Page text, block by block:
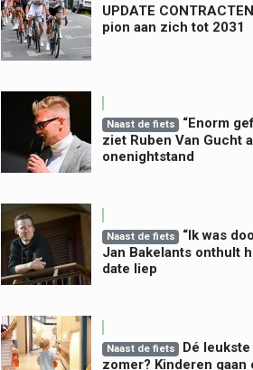
UPDATE
pion aan zich tot 2031
Naast de fiets
“Enorm
ziet Ruben Van Gucht
onenightstand
Naast de fiets
“Ik was
Jan Bakelants onthult
date liep
Naast de fiets
Dé
zomer? Kinderen